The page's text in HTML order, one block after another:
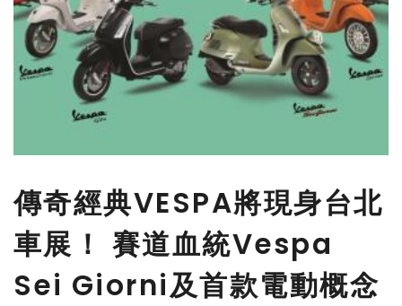
傳奇經典VESPA將現身台北
車展！ 賽道血統Vespa
Sei Giorni及首款電動概念